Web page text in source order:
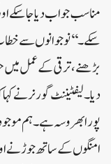
مناسب جواب دیا جا سکے
سکے ۔ ‘‘ نوجوانوں سے
بڑھنے ، ترقی کے عمل میں
دیا ۔ لیفٹیننٹ گورنر نے
پورا بھروسہ ہے ۔ ہم
امنگوں کے ساتھ جوڑنے